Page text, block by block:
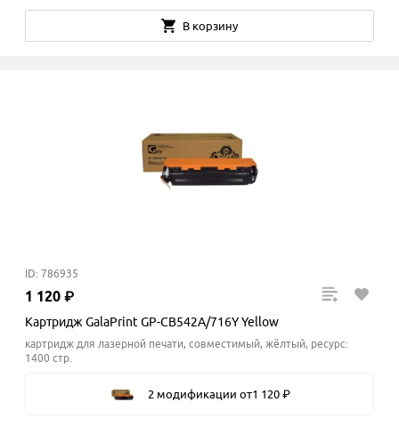
В корзину
ID: 786935
1 120 ₽
Картридж GalaPrint GP-CB542A/716Y Yellow
картридж для лазерной печати, совместимый, жёлтый, ресурс:
1400 стр.
2 модификации от1 120 ₽